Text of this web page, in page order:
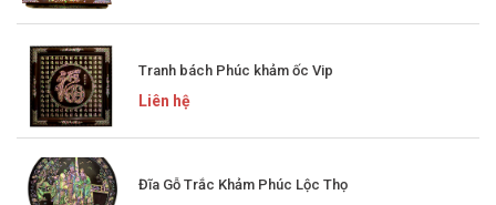
Tranh bách Phúc khảm ốc Vip
Liên hệ
Đĩa Gỗ Trắc Khảm Phúc Lộc Thọ